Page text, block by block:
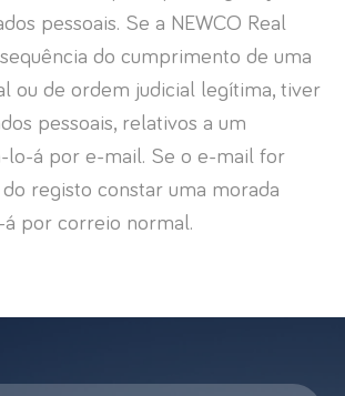
pessoais. Se a NEWCO Real
do cumprimento de uma
ou de ordem judicial legítima, tiver
pessoais, relativos a um
lo-á por e-mail. Se o e-mail for
registo constar uma morada
á por correio normal.